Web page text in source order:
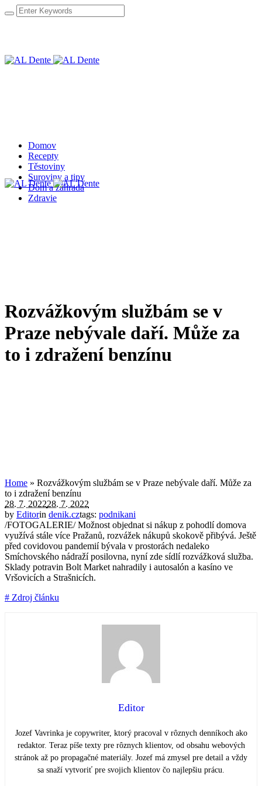
Domov
Recepty
Těstoviny
Suroviny a tipy
Dom a záhrada
Zdravie
Rozvážkovým službám se v
Praze nebývale daří. Může za
to i zdražení benzínu
Home » Rozvážkovým službám se v Praze nebývale daří. Může za
to i zdražení benzínu
28. 7. 202228. 7. 2022
by Editorin denik.cztags: podnikani
/FOTOGALERIE/ Možnost objednat si nákup z pohodlí domova
využívá stále více Pražanů, rozvážek nákupů skokově přibývá. Ještě
před covidovou pandemií bývala v prostorách nedaleko
Smíchovského nádraží posilovna, nyní zde sídlí rozvážková služba.
Sklady potravin Bolt Market nahradily i autosalón a kasíno ve
Vršovicích a Strašnicích.
# Zdroj článku
Editor
Jozef Vavrinka je copywriter, ktorý pracoval v rôznych denníkoch ako
redaktor. Teraz píše texty pre rôznych klientov, od obsahu webových
stránok až po propagačné materiály. Jozef má zmysel pre detail a vždy
sa snaží vytvoriť pre svojich klientov čo najlepšiu prácu.